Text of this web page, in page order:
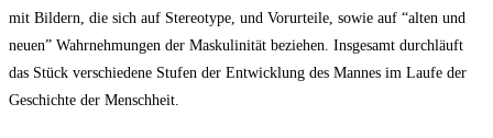
mit Bildern, die sich auf Stereotype, und Vorurteile, sowie auf “alten und
neuen” Wahrnehmungen der Maskulinität beziehen. Insgesamt durchläuft
das Stück verschiedene Stufen der Entwicklung des Mannes im Laufe der
Geschichte der Menschheit.